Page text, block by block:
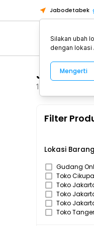
Jabodetabek
Jump
116
Filter
Lokasi Barang
Gudang
Toko Cikupa
Toko
Toko
Toko
Toko
Silakan ubah
dengan lokasi
Mengerti